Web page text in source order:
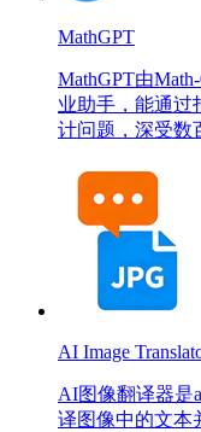
MathGPT
MathGPT由
业助手，能通过
计问题，深受数
AI Image
AI图像翻译器是
译图像中的文本